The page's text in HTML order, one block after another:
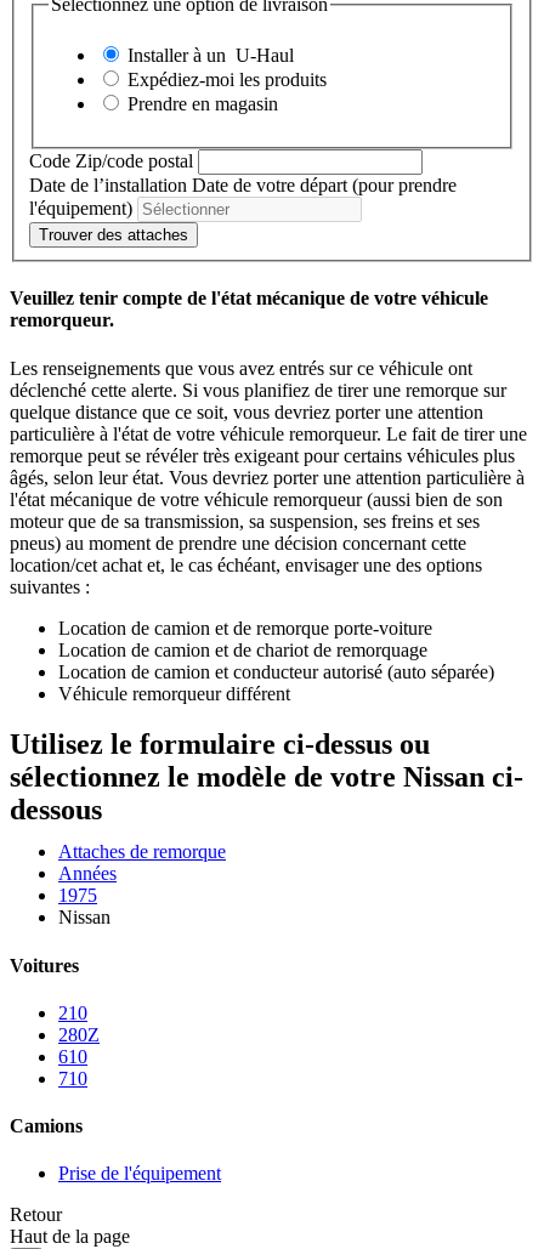
Sélectionnez une option de livraison
Installer à un U-Haul
Expédiez-moi les produits
Prendre en magasin
Code Zip/code postal
Date de l’installation Date de votre départ (pour prendre
l'équipement)
Trouver des attaches
Veuillez tenir compte de l'état mécanique de votre véhicule
remorqueur.
Les renseignements que vous avez entrés sur ce véhicule ont
déclenché cette alerte. Si vous planifiez de tirer une remorque sur
quelque distance que ce soit, vous devriez porter une attention
particulière à l'état de votre véhicule remorqueur. Le fait de tirer une
remorque peut se révéler très exigeant pour certains véhicules plus
âgés, selon leur état. Vous devriez porter une attention particulière à
l'état mécanique de votre véhicule remorqueur (aussi bien de son
moteur que de sa transmission, sa suspension, ses freins et ses
pneus) au moment de prendre une décision concernant cette
location/cet achat et, le cas échéant, envisager une des options
suivantes :
Location de camion et de remorque porte-voiture
Location de camion et de chariot de remorquage
Location de camion et conducteur autorisé (auto séparée)
Véhicule remorqueur différent
Utilisez le formulaire ci-dessus ou
sélectionnez le modèle de votre Nissan ci-
dessous
Attaches de remorque
Années
1975
Nissan
Voitures
210
280Z
610
710
Camions
Prise de l'équipement
Retour
Haut de la page